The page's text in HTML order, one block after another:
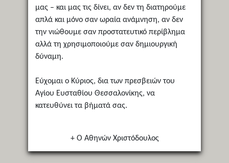
μας – και μας τις δίνει, αν δεν τη διατηρούμε
απλά και μόνο σαν ωραία ανάμνηση, αν δεν
την νιώθουμε σαν προστατευτικό περίβλημα
αλλά τη χρησιμοποιούμε σαν δημιουργική
δύναμη.
Εύχομαι ο Κύριος, δια των πρεσβειών του
Αγίου Ευσταθίου Θεσσαλονίκης, να
κατευθύνει τα βήματά σας.
+ Ο Αθηνών Χριστόδουλος